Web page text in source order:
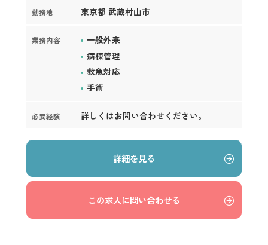
勤務地 東京都 武蔵村山市
業務内容
一般外来
病棟管理
救急対応
手術
必要経験 詳しくはお問い合わせください。
詳細を見る
この求人に問い合わせる